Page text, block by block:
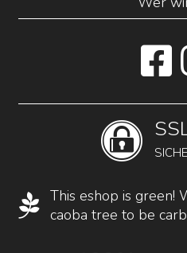
This eshop is green!
caoba tree to be